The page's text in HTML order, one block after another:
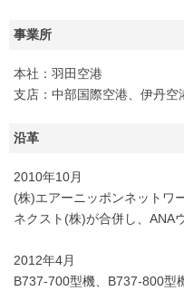
事業所
本社：羽田空港
支店：中部国際空港、伊丹空
沿革
2010年10月
(株)エアーニッポンネットワ
ネクスト(株)が合併し、ANA
2012年4月
B737-700型機、B737-800型